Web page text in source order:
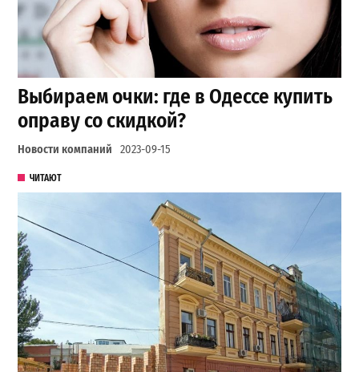
Выбираем очки: где в Одессе купить
оправу со скидкой?
Новости компаний 2023-09-15
ЧИТАЮТ